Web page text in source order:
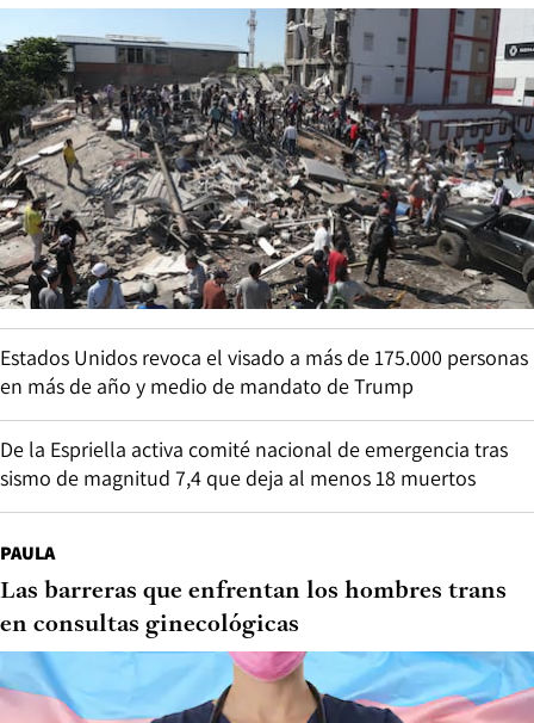
Estados Unidos revoca el visado a más de 175.000 personas
en más de año y medio de mandato de Trump
De la Espriella activa comité nacional de emergencia tras
sismo de magnitud 7,4 que deja al menos 18 muertos
PAULA
Las barreras que enfrentan los hombres trans
en consultas ginecológicas